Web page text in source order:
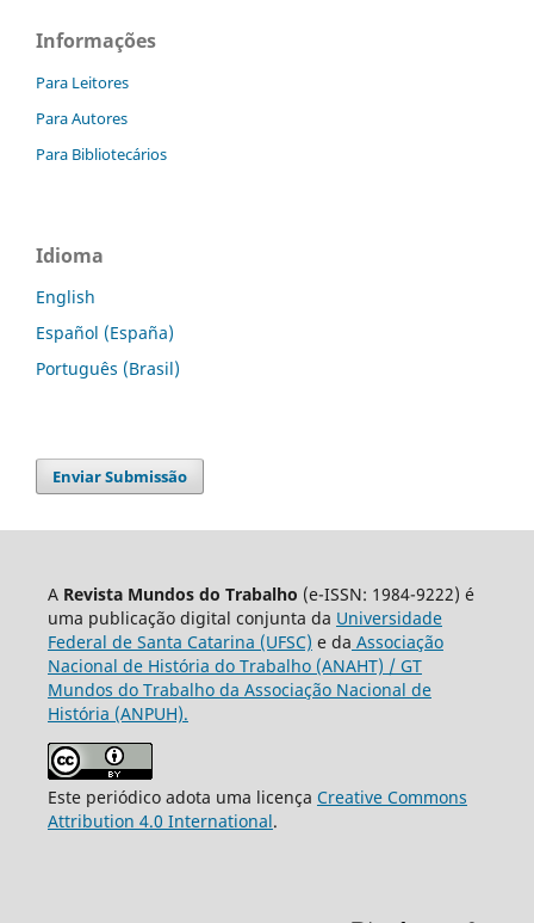
Informações
Para Leitores
Para Autores
Para Bibliotecários
Idioma
English
Español (España)
Português (Brasil)
Enviar Submissão
A Revista Mundos do Trabalho (e-ISSN: 1984-9222) é
uma publicação digital conjunta da Universidade
Federal de Santa Catarina (UFSC) e da Associação
Nacional de História do Trabalho (ANAHT) / GT
Mundos do Trabalho da Associação Nacional de
História (ANPUH).
Este periódico adota uma licença Creative Commons
Attribution 4.0 International.